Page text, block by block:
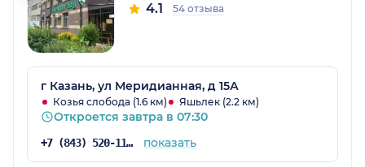
4.1 54 отзыва
г Казань, ул Меридианная, д 15А
Козья слобода (1.6 км) Яшьлек (2.2 км)
Откроется завтра в 07:30
+7 (843) 520-11-84 показать